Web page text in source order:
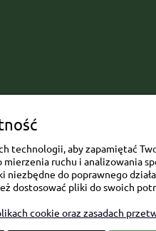
technologii, aby zapamiętać
ruchu i analizowania
niezbędne do poprawnego
dostosować pliki do swoich
cookie oraz zasadach